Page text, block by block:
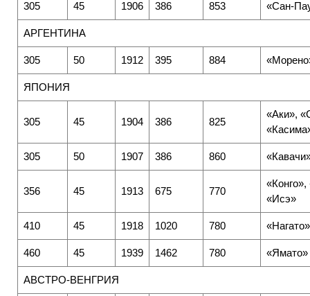
305 45 1906 386 853 «Сан-
АРГЕНТИНА
305 50 1912 395 884
ЯПОНИЯ
305 45 1904 386 825
«Аки»,
305 50 1907 386 860
356 45 1913 675 770
«Исэ»
410 45 1918 1020 780 «Нагато»
460 45 1939 1462 780 «Ямато»
АВСТРО-ВЕНГРИЯ